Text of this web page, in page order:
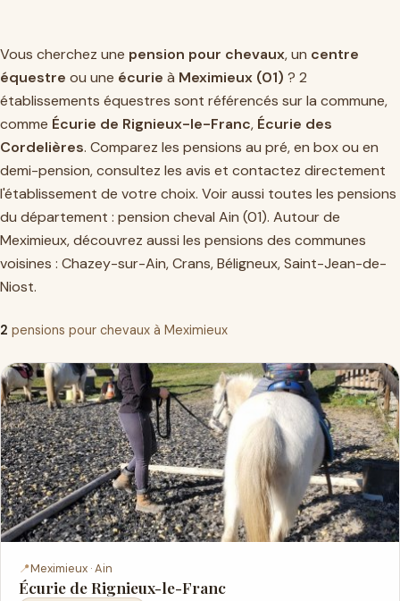
Vous cherchez une pension pour chevaux, un centre
équestre ou une écurie à Meximieux (01) ? 2
établissements équestres sont référencés sur la commune,
comme Écurie de Rignieux-le-Franc, Écurie des
Cordelières. Comparez les pensions au pré, en box ou en
demi-pension, consultez les avis et contactez directement
l'établissement de votre choix. Voir aussi toutes les pensions
du département : pension cheval Ain (01). Autour de
Meximieux, découvrez aussi les pensions des communes
voisines : Chazey-sur-Ain,Crans,Béligneux,Saint-Jean-de-
Niost.
2 pensions pour chevaux à Meximieux
📍Meximieux · Ain
Écurie de Rignieux-le-Franc